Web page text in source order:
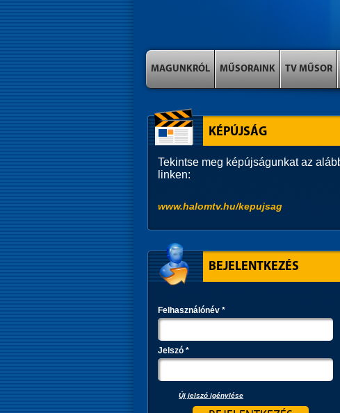
MAGUNKRÓL MŰSORAINK TV MŰSOR
KÉPÚJSÁG
Tekintse meg képújságunkat az
linken:
www.halomtv.hu/kepujsag
BEJELENTKEZÉS
Felhasználónév *
Jelszó *
Új jelszó igénylése